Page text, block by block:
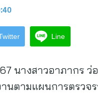
Line
นางสาวอาภากร
นตามแผนการตรวจ